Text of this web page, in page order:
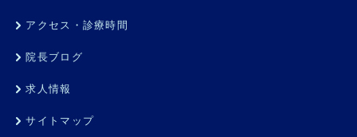
アクセス・診療時間
院長ブログ
求人情報
サイトマップ